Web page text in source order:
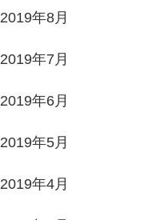
2019年8月
2019年7月
2019年6月
2019年5月
2019年4月